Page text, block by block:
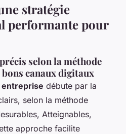
stratégie
performante pour
selon la méthode
canaux digitaux
débute par la
selon la méthode
Atteignables,
approche facilite